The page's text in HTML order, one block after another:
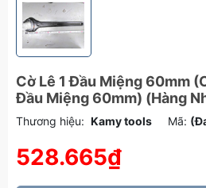
Cờ Lê 1 Đầu Miệng 60mm
Đầu Miệng 60mm) (Hàng
Thương hiệu: Kamy tools Mã:
528.665₫